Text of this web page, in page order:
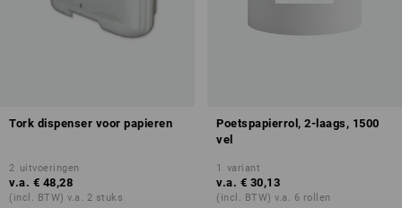
Tork dispenser voor papieren
2 uitvoeringen
v.a. € 48,28
(incl. BTW) v.a. 2 stuks
Poetspapierrol, 2-laags, 1500
vel
1 variant
v.a. € 30,13
(incl. BTW) v.a. 6 rollen